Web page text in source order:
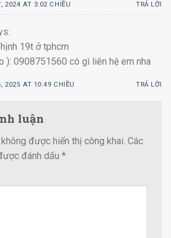
2024 AT 3:02 CHIỀU TRẢ LỜI
19t ở tphcm
): 0908751560 có gì liên hệ em nha
2025 AT 10:49 CHIỀU TRẢ LỜI
luận
được hiển thị công khai. Các
đánh dấu *